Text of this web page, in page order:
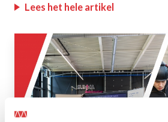
Lees het hele artikel